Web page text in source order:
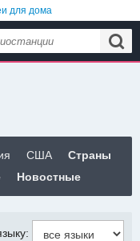
для дома
Лайфхаки
США
Страны
Новостные